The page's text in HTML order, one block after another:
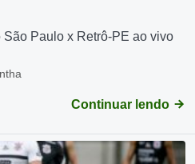
Paulo x Retrô-PE ao vivo
Continuar lendo